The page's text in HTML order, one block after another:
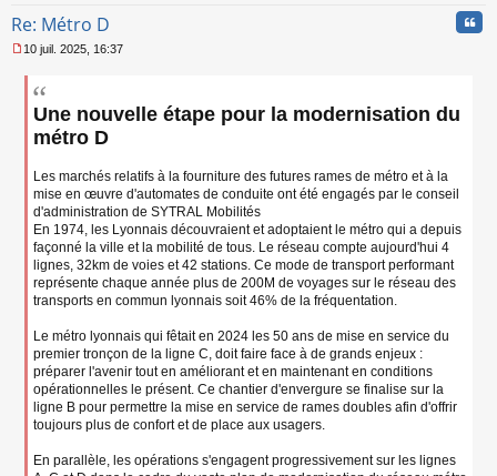
Re: Métro D
e
10 juil. 2025, 16:37
Une nouvelle étape pour la modernisation du
métro D
Les marchés relatifs à la fourniture des futures rames de métro et à la
mise en œuvre d'automates de conduite ont été engagés par le conseil
d'administration de SYTRAL Mobilités
En 1974, les Lyonnais découvraient et adoptaient le métro qui a depuis
façonné la ville et la mobilité de tous. Le réseau compte aujourd'hui 4
lignes, 32km de voies et 42 stations. Ce mode de transport performant
représente chaque année plus de 200M de voyages sur le réseau des
transports en commun lyonnais soit 46% de la fréquentation.
Le métro lyonnais qui fêtait en 2024 les 50 ans de mise en service du
premier tronçon de la ligne C, doit faire face à de grands enjeux :
préparer l'avenir tout en améliorant et en maintenant en conditions
opérationnelles le présent. Ce chantier d'envergure se finalise sur la
ligne B pour permettre la mise en service de rames doubles afin d'offrir
toujours plus de confort et de place aux usagers.
En parallèle, les opérations s'engagent progressivement sur les lignes